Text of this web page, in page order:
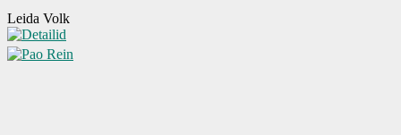
Leida Volk